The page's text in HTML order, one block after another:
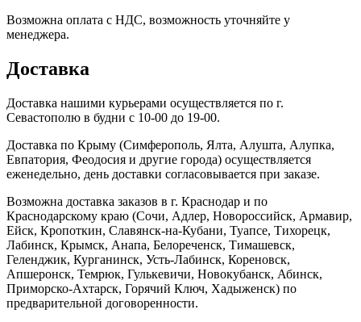
Возможна оплата с НДС, возможность уточняйте у
менеджера.
Доставка
Доставка нашими курьерами осуществляется по г.
Севастополю в будни с 10-00 до 19-00.
Доставка по Крыму (Симферополь, Ялта, Алушта, Алупка,
Евпатория, Феодосия и другие города) осуществляется
еженедельно, день доставки согласовывается при заказе.
Возможна доставка заказов в г. Краснодар и по
Краснодарскому краю (Сочи, Адлер, Новороссийск, Армавир,
Ейск, Кропоткин, Славянск-на-Кубани, Туапсе, Тихорецк,
Лабинск, Крымск, Анапа, Белореченск, Тимашевск,
Геленджик, Курганинск, Усть-Лабинск, Кореновск,
Апшеронск, Темрюк, Гулькевичи, Новокубанск, Абинск,
Приморско-Ахтарск, Горячий Ключ, Хадыженск) по
предварительной договоренности.